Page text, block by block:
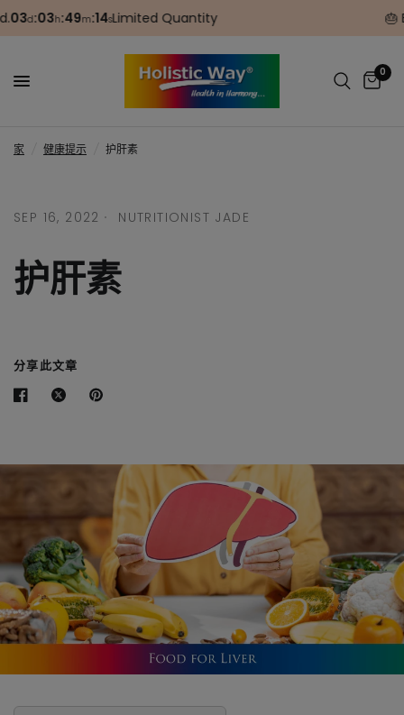
d:03h:49m:14sLimited Quantity 🎂
0
家 健康提示 护肝素
SEP 16, 2022 NUTRITIONIST JADE
护肝素
分享此文章